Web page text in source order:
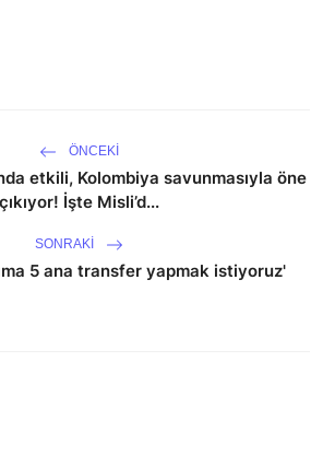
ÖNCEKI
etkili, Kolombiya savunmasıyla öne
çıkıyor! İşte Misli’d...
SONRAKI
5 ana transfer yapmak istiyoruz'